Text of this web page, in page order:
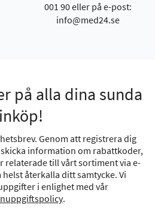
001 90 eller på e-post:
info@med24.se
på alla dina sunda
inköp!
Genom att registrera dig
information om rabattkoder,
relaterade till vårt sortiment via e-
återkalla ditt samtycke. Vi
i enlighet med vår
.